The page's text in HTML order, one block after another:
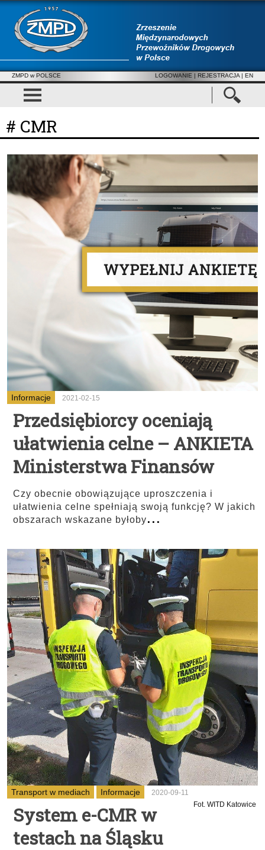
ZMPD w POLSCE LOGOWANIE | REJESTRACJA | EN
# CMR
Informacje 2021-02-15
Przedsiębiorcy oceniają
ułatwienia celne – ANKIETA
Ministerstwa Finansów
Czy obecnie obowiązujące uproszczenia i
ułatwienia celne spełniają swoją funkcję? W jakich
obszarach wskazane byłoby...
Transport w mediach Informacje
2020-09-11
Fot. WITD Katowice
System e-CMR w
testach na Śląsku